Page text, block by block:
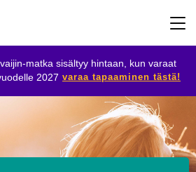
matka sisältyy hintaan, kun varaat
2027 varaa tapaaminen tästä!